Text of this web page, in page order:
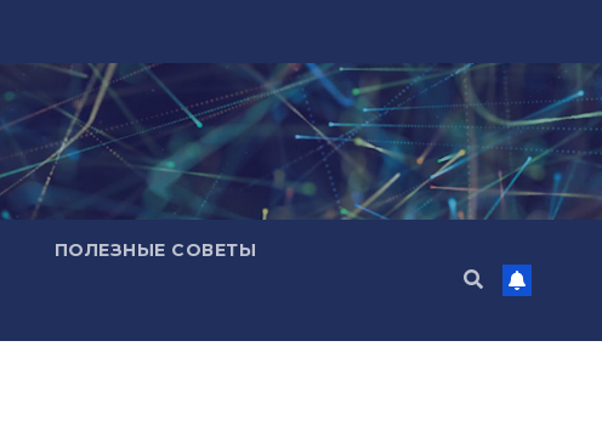
ПОЛЕЗНЫЕ СОВЕТЫ